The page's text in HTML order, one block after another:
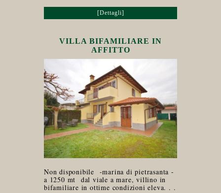
[Dettagli]
VILLA BIFAMILIARE IN
AFFITTO
Non disponibile -marina di pietrasanta -
a 1250 mt dal viale a mare, villino in
bifamiliare in ottime condizioni eleva. . .